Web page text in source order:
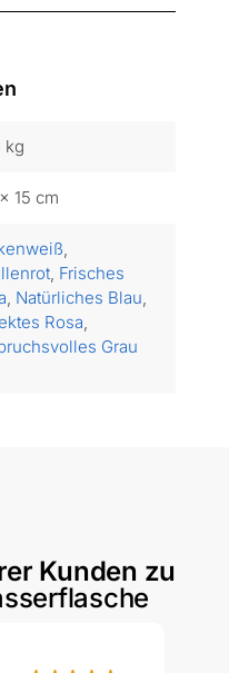
kg
15 cm
,
, Frisches
, Natürliches Blau,
Rosa,
Grau
Kunden zu